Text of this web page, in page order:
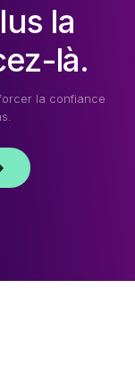
la
là.
la confiance